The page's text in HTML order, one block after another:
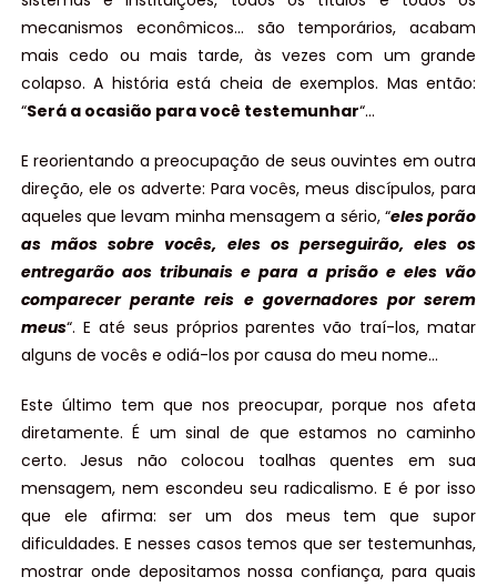
mecanismos econômicos… são temporários, acabam
mais cedo ou mais tarde, às vezes com um grande
colapso. A história está cheia de exemplos. Mas então:
“Será a ocasião para você testemunhar“…
E reorientando a preocupação de seus ouvintes em outra
direção, ele os adverte: Para vocês, meus discípulos, para
aqueles que levam minha mensagem a sério, “eles porão
as mãos sobre vocês, eles os perseguirão, eles os
entregarão aos tribunais e para a prisão e eles vão
comparecer perante reis e governadores por serem
meus“. E até seus próprios parentes vão traí-los, matar
alguns de vocês e odiá-los por causa do meu nome…
Este último tem que nos preocupar, porque nos afeta
diretamente. É um sinal de que estamos no caminho
certo. Jesus não colocou toalhas quentes em sua
mensagem, nem escondeu seu radicalismo. E é por isso
que ele afirma: ser um dos meus tem que supor
dificuldades. E nesses casos temos que ser testemunhas,
mostrar onde depositamos nossa confiança, para quais